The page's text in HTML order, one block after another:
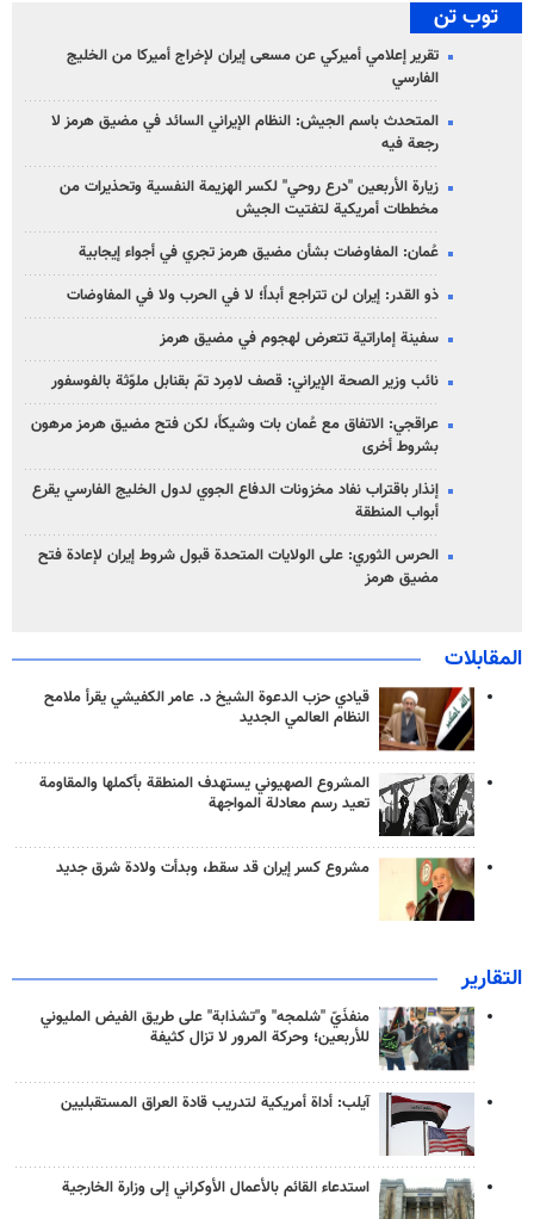
توب تن
تقرير إعلامي أميركي عن مسعى إيران لإخراج أميركا من الخليج
الفارسي
المتحدث باسم الجيش: النظام الإيراني السائد في مضيق هرمز لا
رجعة فيه
زيارة الأربعين "درع روحي" لكسر الهزيمة النفسية وتحذيرات من
مخططات أمريكية لتفتيت الجيش
عُمان: المفاوضات بشأن مضيق هرمز تجري في أجواء إيجابية
ذو القدر: إيران لن تتراجع أبداً؛ لا في الحرب ولا في المفاوضات
سفينة إماراتية تتعرض لهجوم في مضيق هرمز
نائب وزير الصحة الإيراني: قصف لامِرد تمّ بقنابل ملوّثة بالفوسفور
عراقجي: الاتفاق مع عُمان بات وشيكاً، لكن فتح مضيق هرمز مرهون
بشروط أخرى
إنذار باقتراب نفاد مخزونات الدفاع الجوي لدول الخليج الفارسي يقرع
أبواب المنطقة
الحرس الثوري: على الولايات المتحدة قبول شروط إيران لإعادة فتح
مضيق هرمز
المقابلات
قيادي حزب الدعوة الشيخ د. عامر الكفيشي يقرأ ملامح
النظام العالمي الجديد
المشروع الصهيوني يستهدف المنطقة بأكملها والمقاومة
تعيد رسم معادلة المواجهة
مشروع كسر إيران قد سقط، وبدأت ولادة شرق جديد
التقارير
منفذَيّ "شلمجه" و"تشذابة" على طريق الفيض المليوني
للأربعين؛ وحركة المرور لا تزال كثيفة
آيلب: أداة أمريكية لتدريب قادة العراق المستقبليين
استدعاء القائم بالأعمال الأوكراني إلى وزارة الخارجية